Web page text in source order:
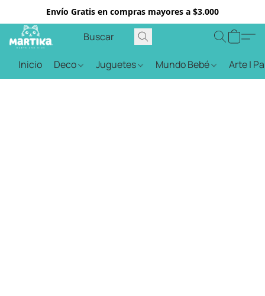
Envío Gratis en compras mayores a $3.000
Inicio Deco Juguetes Mundo Bebé Arte |